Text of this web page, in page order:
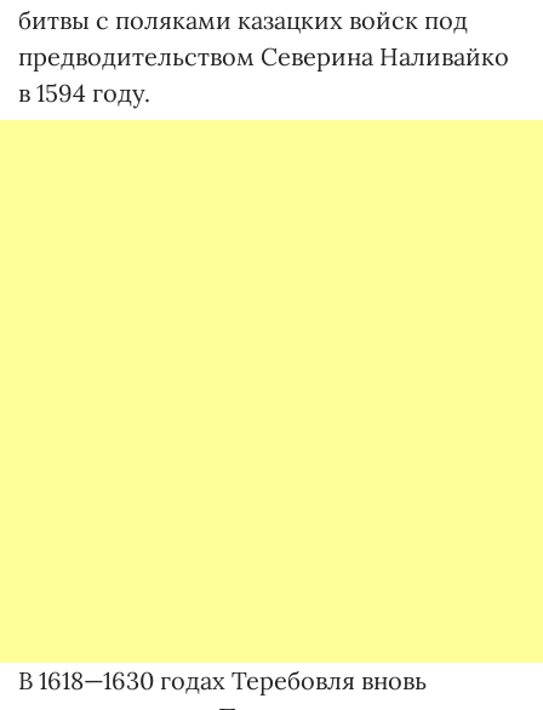
битвы с поляками казацких войск под
предводительством Северина Наливайко
в 1594 году.
В 1618—1630 годах Тере­бовля вновь